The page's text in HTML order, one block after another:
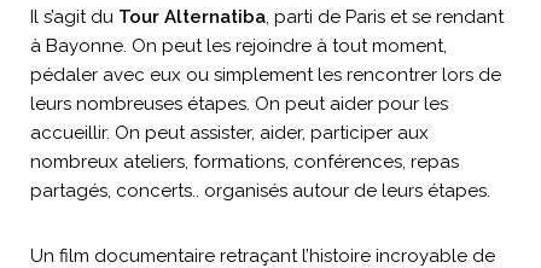
Il s’agit du Tour Alternatiba, parti de Paris et se rendant
à Bayonne. On peut les rejoindre à tout moment,
pédaler avec eux ou simplement les rencontrer lors de
leurs nombreuses étapes. On peut aider pour les
accueillir. On peut assister, aider, participer aux
nombreux ateliers, formations, conférences, repas
partagés, concerts.. organisés autour de leurs étapes.
Un film documentaire retraçant l’histoire incroyable de